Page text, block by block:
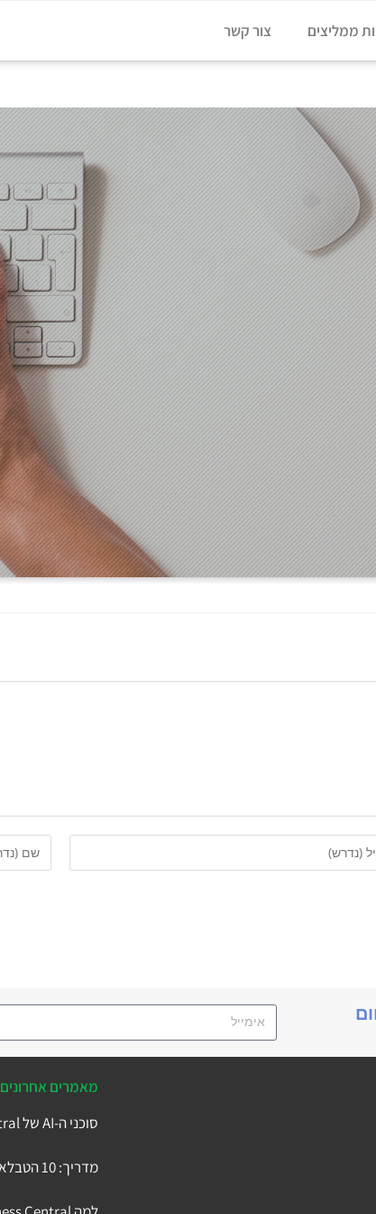
ממליצים צור קשר
מאמרים אחרונים
סוכני ה-AI של Business Central
מדריך: 10 הטבלאות המרכזיות ב-Microsoft Business Central